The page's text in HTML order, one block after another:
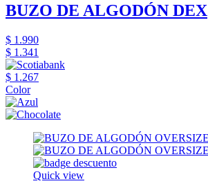
BUZO DE ALGODÓN DEX
$ 1.990
$ 1.341
$ 1.267
Color
Quick view